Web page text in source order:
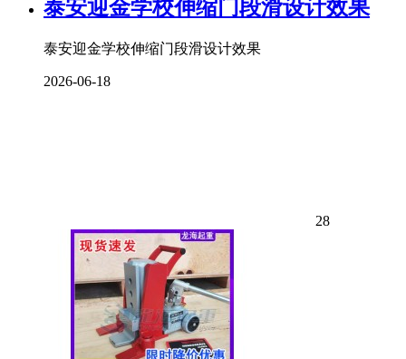
泰安迎金学校伸缩门段滑设计效果
泰安迎金学校伸缩门段滑设计效果
2026-06-18
28